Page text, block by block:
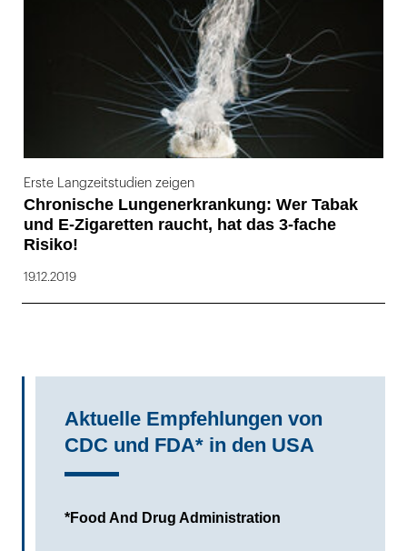
Erste Langzeitstudien zeigen
Chronische Lungenerkrankung: Wer Tabak
und E-Zigaretten raucht, hat das 3-fache
Risiko!
19.12.2019
Aktuelle Empfehlungen von
CDC und FDA* in den USA
*Food And Drug Administration